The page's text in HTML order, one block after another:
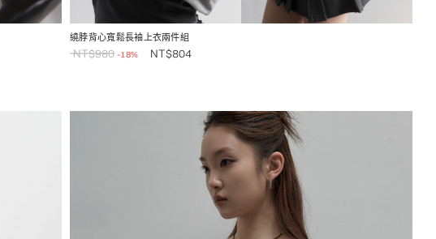
繞脖背心寬鬆長袖上衣兩件組
NT$980 -18% NT$804